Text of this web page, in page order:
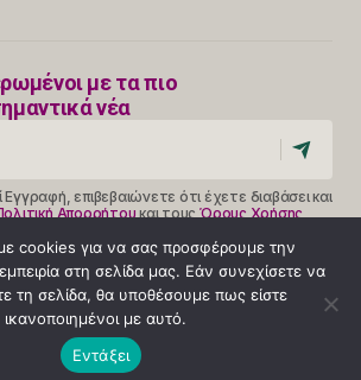
με τα πιο
νέα
επιβεβαιώνετε ότι έχετε διαβάσει και
Απορρήτουκαι τουςΌρους Χρήσης
ΑΠΟΡΡΗΤΟΥABOUT
την επιφύλαξη παντός δικαιώματος.
Κλήση 14990
cookies για να σας προσφέρουμε την
στη σελίδα μας. Εάν συνεχίσετε να
τη σελίδα, θα υποθέσουμε πως είστε
ικανοποιημένοι με αυτό.
Εντάξει